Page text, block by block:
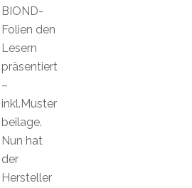
BIOND-
Folien den
Lesern
präsentiert
–
inkl.Muster
beilage.
Nun hat
der
Hersteller